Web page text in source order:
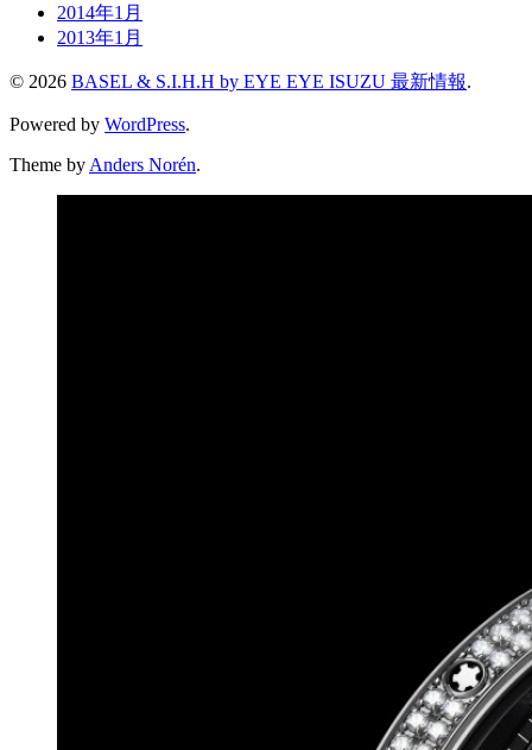
2014年1月
2013年1月
© 2026 BASEL & S.I.H.H by EYE EYE ISUZU 最新情報.
Powered by WordPress.
Theme by Anders Norén.